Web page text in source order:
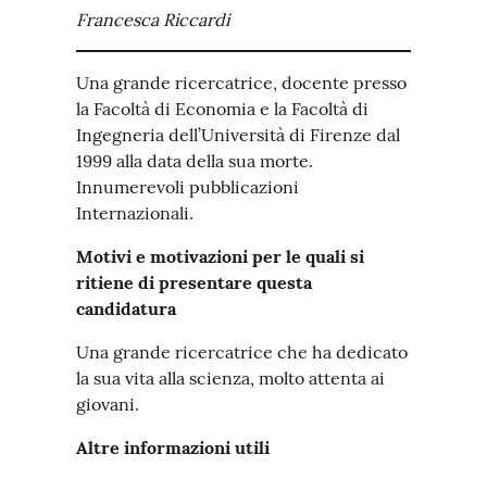
Francesca Riccardi
Una grande ricercatrice, docente presso
la Facoltà di Economia e la Facoltà di
Ingegneria dell’Università di Firenze dal
1999 alla data della sua morte.
Innumerevoli pubblicazioni
Internazionali.
Motivi e motivazioni per le quali si
ritiene di presentare questa
candidatura
Una grande ricercatrice che ha dedicato
la sua vita alla scienza, molto attenta ai
giovani.
Altre informazioni utili